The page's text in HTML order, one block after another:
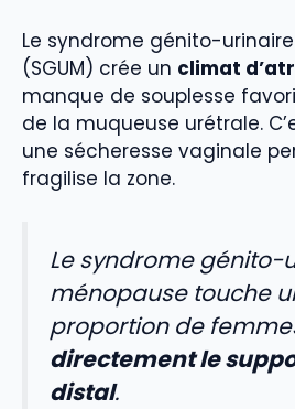
Le syndrome génito-
(SGUM) crée un climat
manque de souplesse
de la muqueuse urétrale.
une sécheresse vaginale
fragilise la zone.
Le syndrome génito-
ménopause touche
proportion de
directement le
distal.